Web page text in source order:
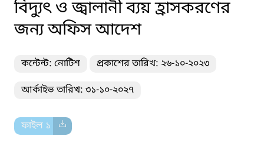
বিদ্যুৎ ও জ্বালানী ব্যয় হ্রাসকরণের
জন্য অফিস আদেশ
কন্টেন্ট: নোটিশ প্রকাশের তারিখ: ২৬-১০-২০২৩
আর্কাইভ তারিখ: ৩১-১০-২০২৭
ফাইল ১